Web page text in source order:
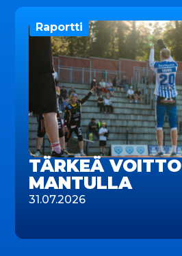
Raportti
TÄRKEÄ VOITTO
MANTULLA
31.07.2026